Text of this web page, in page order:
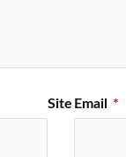
Email *
Site